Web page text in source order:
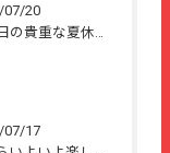
07/20
07/17